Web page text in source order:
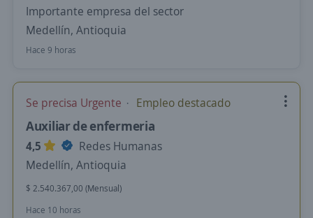
Importante empresa del sector
Medellín, Antioquia
Hace 9 horas
Se precisa Urgente Empleo destacado
Auxiliar de enfermeria
4,5
Redes Humanas
Medellín, Antioquia
$ 2.540.367,00 (Mensual)
Hace 10 horas